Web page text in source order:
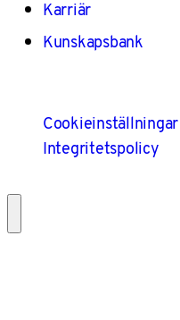
Karriär
Kunskapsbank
Cookieinställningar
Integritetspolicy